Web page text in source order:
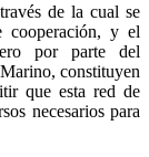
de la cual se
cooperación, y el
por parte del
constituyen
que esta red de
necesarios para